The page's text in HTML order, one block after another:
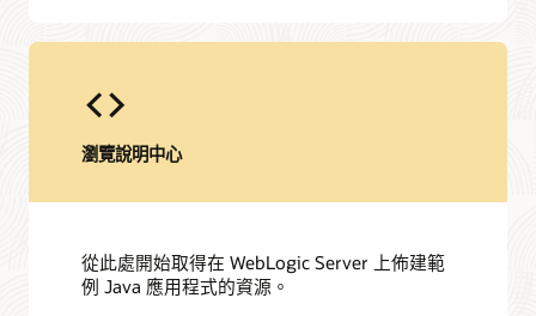
瀏覽說明中心
從此處開始取得在 WebLogic Server 上佈建範
例 Java 應用程式的資源。